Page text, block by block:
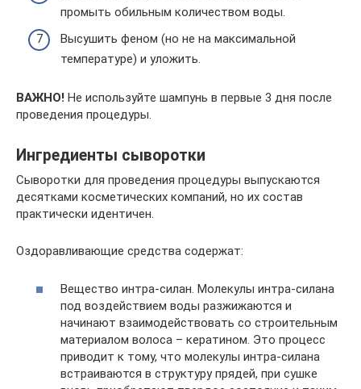
промыть обильным количеством воды.
Высушить феном (но не на максимальной
температуре) и уложить.
ВАЖНО! Не используйте шампунь в первые 3 дня после
проведения процедуры.
Ингредиенты сыворотки
Сыворотки для проведения процедуры выпускаются
десятками косметических компаний, но их состав
практически идентичен.
Оздоравливающие средства содержат:
Вещество интра-силан. Молекулы интра-силана
под воздействием воды разжижаются и
начинают взаимодействовать со строительным
материалом волоса – кератином. Это процесс
приводит к тому, что молекулы интра-силана
встраиваются в структуру прядей, при сушке